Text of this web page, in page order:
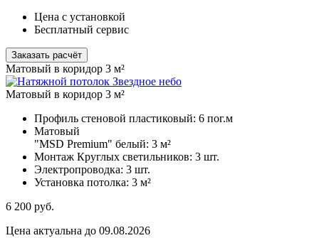
Цена с установкой
Бесплатный сервис
Заказать расчёт
Матовый в коридор 3 м²
Матовый в коридор 3 м²
Профиль стеновой пластиковый: 6 пог.м
Матовый
"MSD Premium" белый: 3 м²
Монтаж Круглых светильников: 3 шт.
Электропроводка: 3 шт.
Установка потолка: 3 м²
6 200 руб.
Цена актуальна до 09.08.2026